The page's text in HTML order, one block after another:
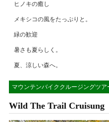
ヒノキの癒し
メキシコの風をたっぷりと。
緑の歓迎
暑さも夏らしく。
夏、涼しい森へ。
マウンテンバイククルージングツア
Wild The Trail Cruisung